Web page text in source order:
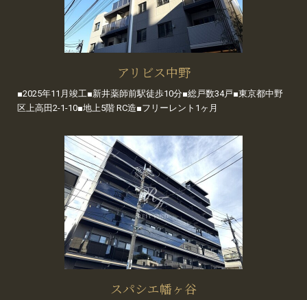
アリビス中野
■2025年11月竣工■新井薬師前駅徒歩10分■総戸数34戸■東京都中野
区上高田2-1-10■地上5階 RC造■フリーレント1ヶ月
スパシエ幡ヶ谷